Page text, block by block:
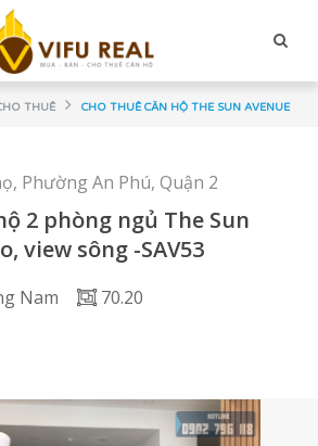
THUÊ CHO THUÊ CĂN HỘ THE SUN AVENUE
Phường An Phú, Quận 2
2 phòng ngủ The Sun
view sông -SAV53
Nam
70.20